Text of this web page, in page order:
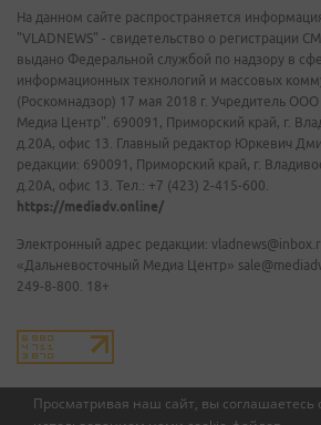
Просматривая наш сайт, вы соглашаетесь
На данном сайте распространяется
"VLADNEWS" - свидетельство о регистрации
выдано Федеральной службой по надзору в
информационных технологий и массовых
(Роскомнадзор) 17 мая 2018 г. Учредитель
Медиа Центр". 690091, Приморский край, г.
д.20А, офис 13. Главный редактор Юркевич
редакции: 690091, Приморский край, г.
д.20А, офис 13. Тел.: +7 (423) 2-415-600.
https://mediadv.online/
Электронный адрес редакции:
«Дальневосточный Медиа Центр»
249-8-800. 18+